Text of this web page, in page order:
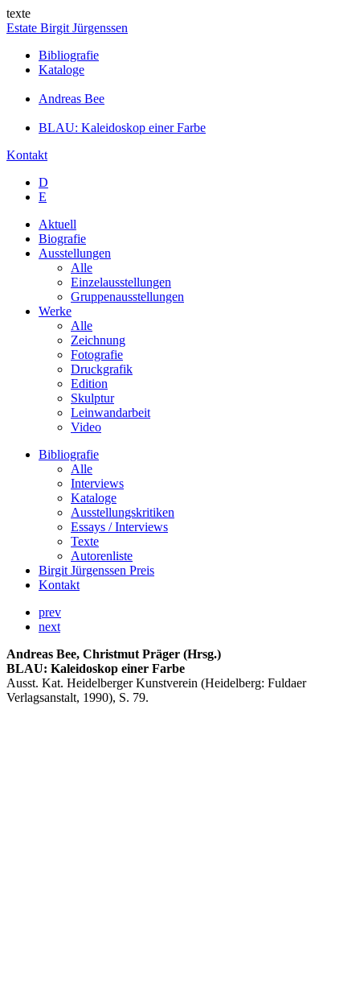
texte
Estate Birgit Jürgenssen
Bibliografie
Kataloge
Andreas Bee
BLAU: Kaleidoskop einer Farbe
Kontakt
D
E
Aktuell
Biografie
Ausstellungen
Alle
Einzelausstellungen
Gruppenausstellungen
Werke
Alle
Zeichnung
Fotografie
Druckgrafik
Edition
Skulptur
Leinwandarbeit
Video
Bibliografie
Alle
Interviews
Kataloge
Ausstellungskritiken
Essays / Interviews
Texte
Autorenliste
Birgit Jürgenssen Preis
Kontakt
prev
next
Andreas Bee, Christmut Präger (Hrsg.)
BLAU: Kaleidoskop einer Farbe
Ausst. Kat. Heidelberger Kunstverein (Heidelberg: Fuldaer
Verlagsanstalt, 1990), S. 79.